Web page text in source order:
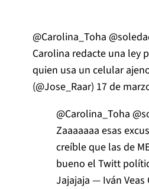
@Carolina_Toha
Carolina redacte una ley
quien usa un celular
(@Jose_Raar) 17 de
@Carolina_Toha
Zaaaaaaa esas
creíble que las de
bueno el Twitt
Jajajaja — Iván Veas